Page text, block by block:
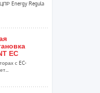
Energy Regula
EC
с EC-